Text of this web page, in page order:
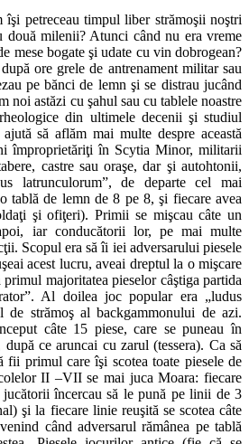
îşi petreceau timpul liber strămoşii noştri
milenii? Atunci când nu era vreme
mese bogate şi udate cu vin dobrogean?
ore grele de antrenament militar sau
pe bănci de lemn şi se distrau jucând
noi astăzi cu şahul sau cu tablele noastre
din ultimele decenii şi studiul
să aflăm mai multe despre această
împroprietăriţi în Scytia Minor, militarii
castre sau oraşe, dar şi autohtonii,
latrunculorum”, de departe cel mai
tablă de lemn de 8 pe 8, şi fiecare avea
şi ofiţeri). Primii se mişcau câte un
iar conducătorii lor, pe mai multe
Scopul era să îi iei adversarului piesele
acest lucru, aveai dreptul la o mişcare
majoritatea pieselor câştiga partida
Al doilea joc popular era „ludus
de strămoş al backgammonului de azi.
câte 15 piese, care se puneau în
ce aruncai cu zarul (tessera). Ca să
fii primul care îşi scotea toate piesele de
II –VII se mai juca Moara: fiecare
jucătorii încercau să le pună pe linii de 3
şi la fiecare linie reuşită se scotea câte
când adversarul rămânea pe tablă